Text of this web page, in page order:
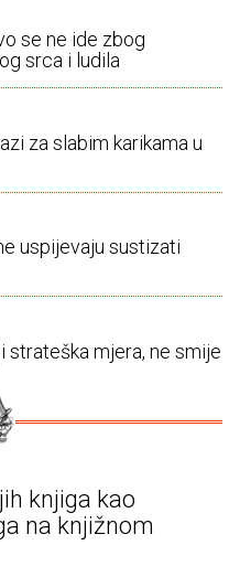
se ne ide zbog
srca i ludila
za slabim karikama u
uspijevaju sustizati
strateška mjera, ne smije
knjiga kao
na knjižnom